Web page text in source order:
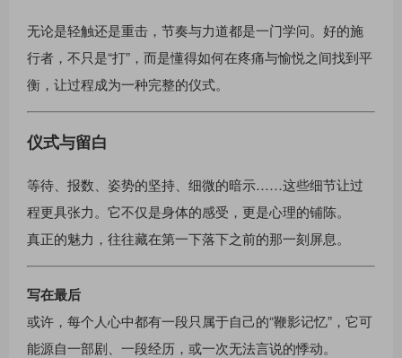
无论是轻触还是重击，节奏与力道都是一门学问。好的施
行者，不只是“打”，而是懂得如何在疼痛与愉悦之间找到平
衡，让过程成为一种完整的仪式。
仪式与留白
等待、报数、姿势的坚持、细微的暗示……这些细节让过
程更具张力。它不仅是身体的感受，更是心理的铺陈。
真正的魅力，往往藏在第一下落下之前的那一刻屏息。
写在最后
或许，每个人心中都有一段只属于自己的“鞭影记忆”，它可
能源自一部剧、一段经历，或一次无法言说的悸动。